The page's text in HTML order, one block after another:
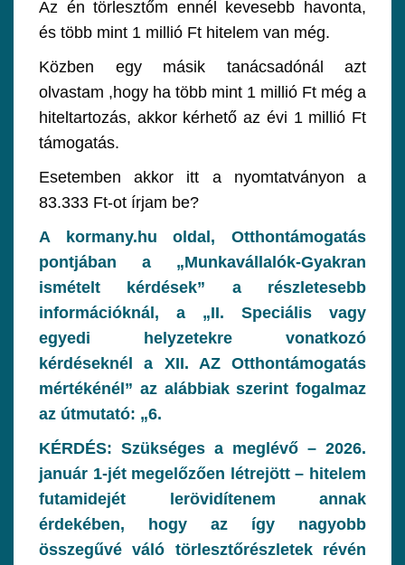
Az én törlesztőm ennél kevesebb havonta,
és több mint 1 millió Ft hitelem van még.
Közben egy másik tanácsadónál azt
olvastam ,hogy ha több mint 1 millió Ft még a
hiteltartozás, akkor kérhető az évi 1 millió Ft
támogatás.
Esetemben akkor itt a nyomtatványon a
83.333 Ft-ot írjam be?
A kormany.hu oldal, Otthontámogatás
pontjában a „Munkavállalók-Gyakran
ismételt kérdések” a részletesebb
információknál, a „II. Speciális vagy
egyedi helyzetekre vonatkozó
kérdéseknél a XII. AZ Otthontámogatás
mértékénél” az alábbiak szerint fogalmaz
az útmutató: „6.
KÉRDÉS: Szükséges a meglévő – 2026.
január 1-jét megelőzően létrejött – hitelem
futamidejét lerövidítenem annak
érdekében, hogy az így nagyobb
összegűvé váló törlesztőrészletek révén